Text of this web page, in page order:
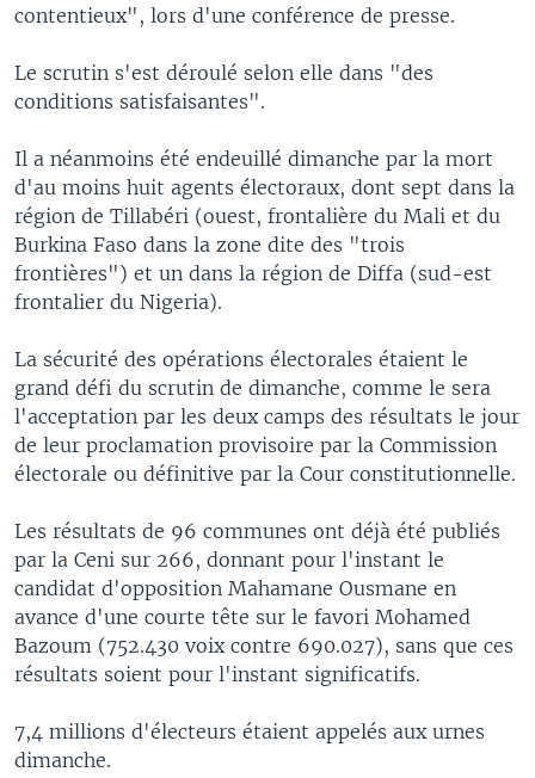
contentieux", lors d'une conférence de presse.
Le scrutin s'est déroulé selon elle dans "des
conditions satisfaisantes".
Il a néanmoins été endeuillé dimanche par la mort
d'au moins huit agents électoraux, dont sept dans la
région de Tillabéri (ouest, frontalière du Mali et du
Burkina Faso dans la zone dite des "trois
frontières") et un dans la région de Diffa (sud-est
frontalier du Nigeria).
La sécurité des opérations électorales étaient le
grand défi du scrutin de dimanche, comme le sera
l'acceptation par les deux camps des résultats le jour
de leur proclamation provisoire par la Commission
électorale ou définitive par la Cour constitutionnelle.
Les résultats de 96 communes ont déjà été publiés
par la Ceni sur 266, donnant pour l'instant le
candidat d'opposition Mahamane Ousmane en
avance d'une courte tête sur le favori Mohamed
Bazoum (752.430 voix contre 690.027), sans que ces
résultats soient pour l'instant significatifs.
7,4 millions d'électeurs étaient appelés aux urnes
dimanche.